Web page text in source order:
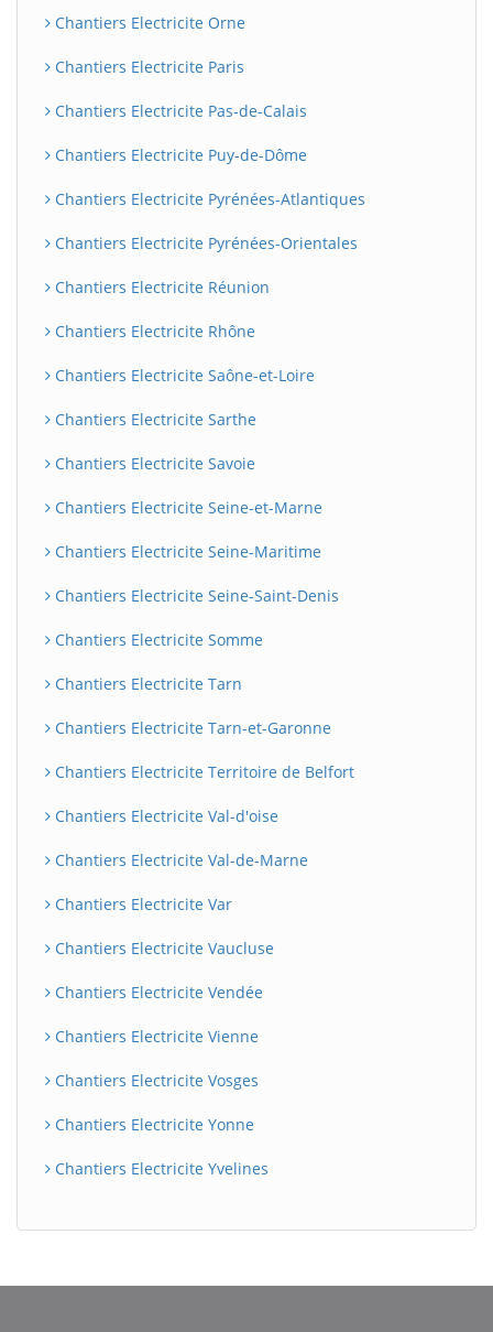
Chantiers Electricite Orne
Chantiers Electricite Paris
Chantiers Electricite Pas-de-Calais
Chantiers Electricite Puy-de-Dôme
Chantiers Electricite Pyrénées-Atlantiques
Chantiers Electricite Pyrénées-Orientales
Chantiers Electricite Réunion
Chantiers Electricite Rhône
Chantiers Electricite Saône-et-Loire
Chantiers Electricite Sarthe
Chantiers Electricite Savoie
Chantiers Electricite Seine-et-Marne
Chantiers Electricite Seine-Maritime
Chantiers Electricite Seine-Saint-Denis
Chantiers Electricite Somme
Chantiers Electricite Tarn
Chantiers Electricite Tarn-et-Garonne
Chantiers Electricite Territoire de Belfort
Chantiers Electricite Val-d'oise
Chantiers Electricite Val-de-Marne
Chantiers Electricite Var
Chantiers Electricite Vaucluse
Chantiers Electricite Vendée
Chantiers Electricite Vienne
Chantiers Electricite Vosges
Chantiers Electricite Yonne
Chantiers Electricite Yvelines
BatiWebPro